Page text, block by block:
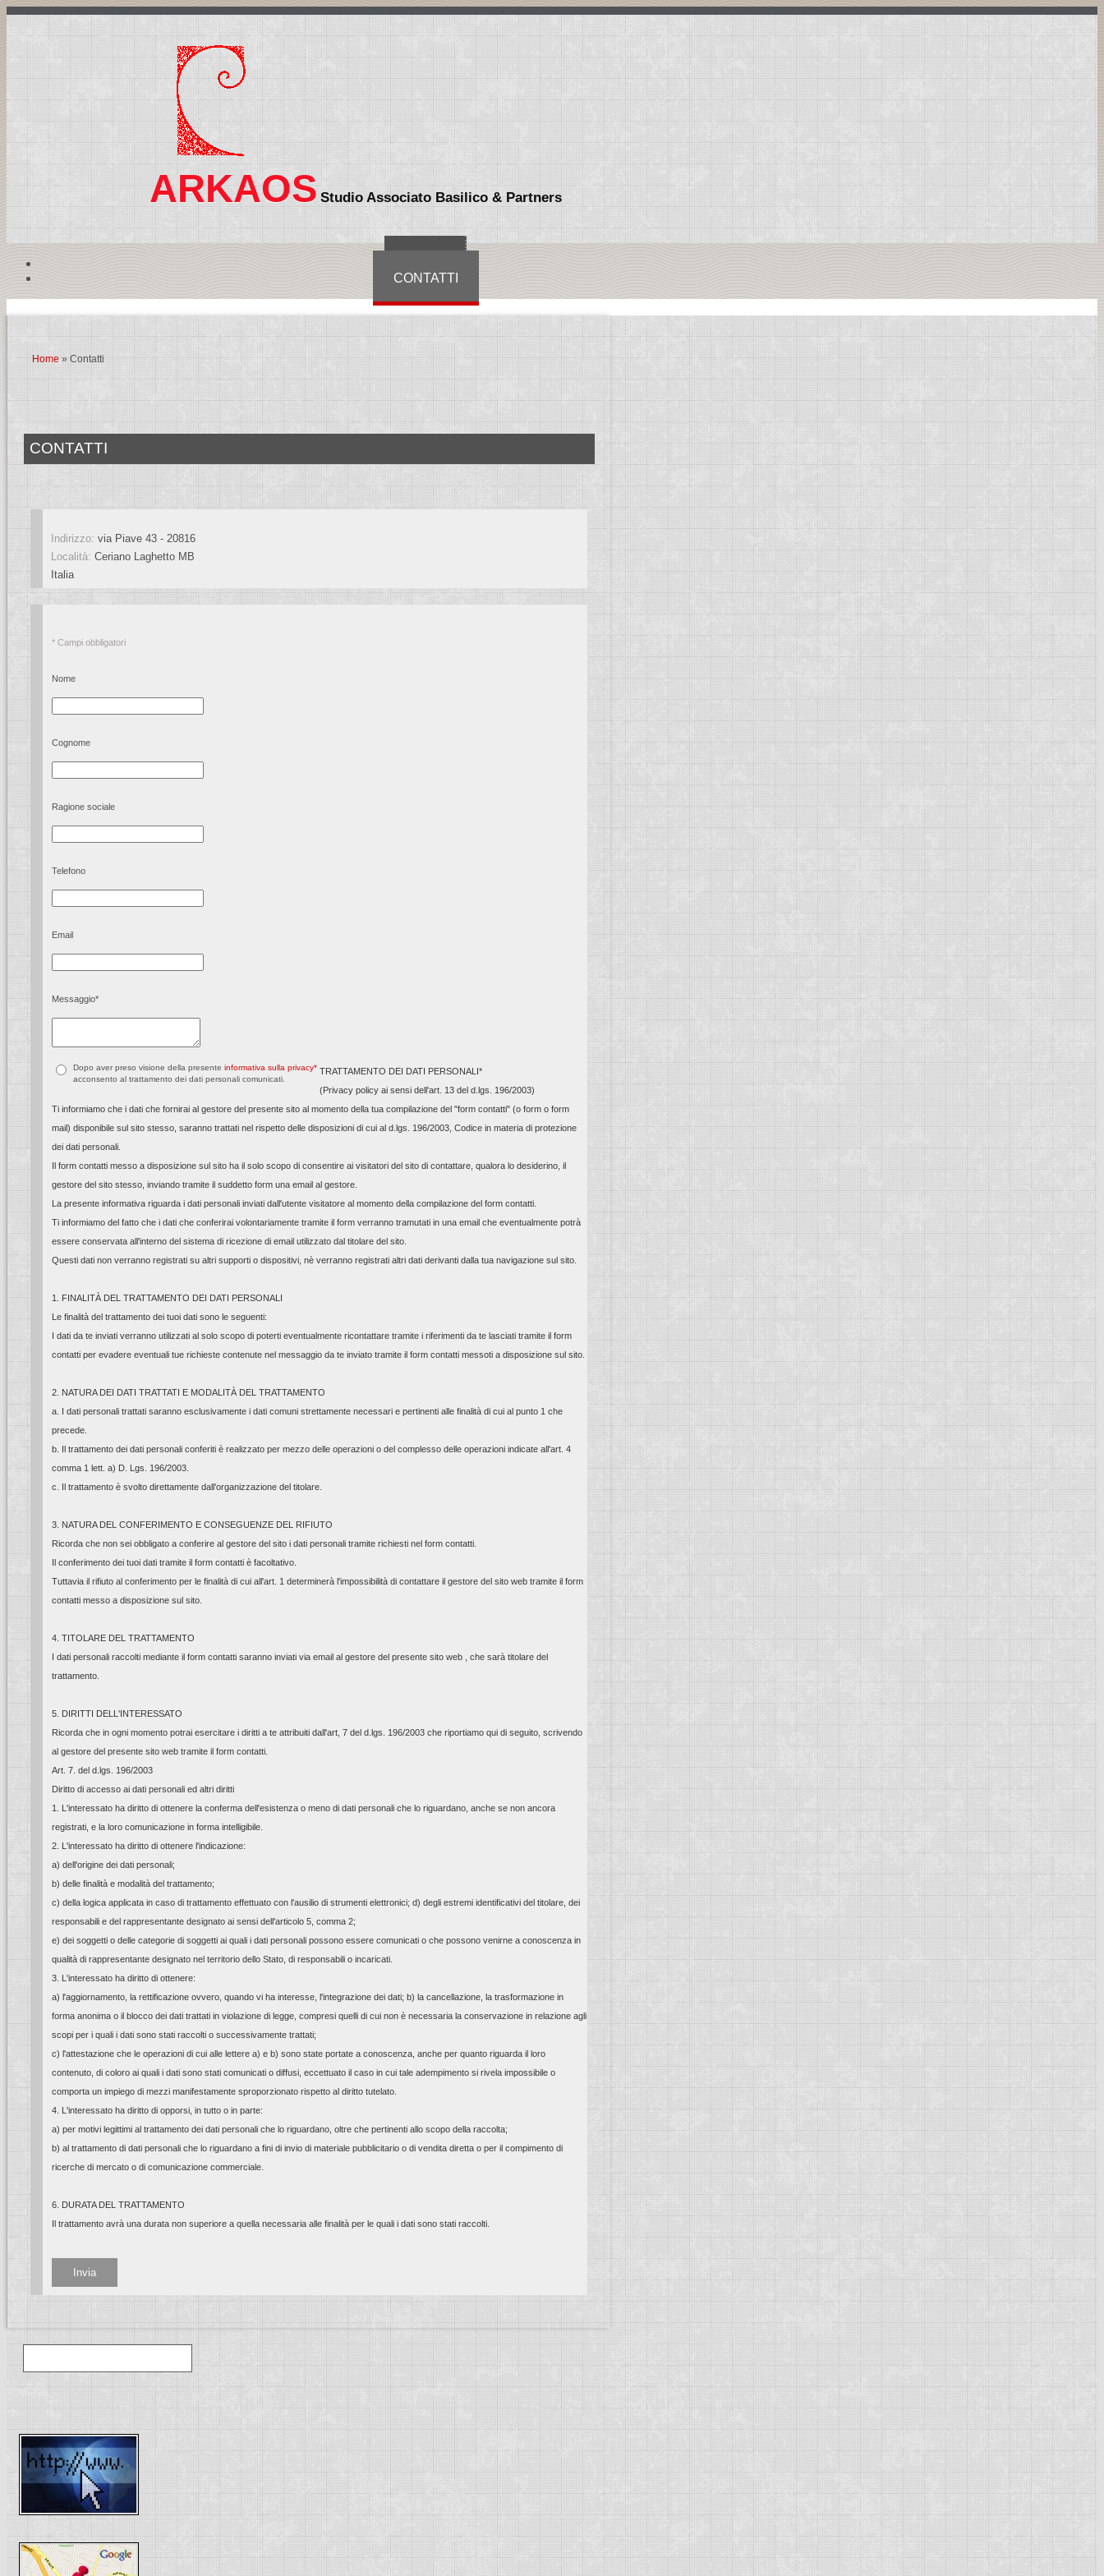
ARKAOS Studio Associato Basilico & Partners
CONTATTI
Home» Contatti
CONTATTI
Indirizzo: via Piave 43 - 20816
Località: Ceriano Laghetto MB
Italia
* Campi obbligatori
Nome
Cognome
Ragione sociale
Telefono
Email
Messaggio*
Dopo aver preso visione della presente informativa sulla privacy*
acconsento al trattamento dei dati personali comunicati.
TRATTAMENTO DEI DATI PERSONALI*
(Privacy policy ai sensi dell'art. 13 del d.lgs. 196/2003)
Ti informiamo che i dati che fornirai al gestore del presente sito al momento della tua compilazione del "form contatti" (o form o form
mail) disponibile sul sito stesso, saranno trattati nel rispetto delle disposizioni di cui al d.lgs. 196/2003, Codice in materia di protezione
dei dati personali.
Il form contatti messo a disposizione sul sito ha il solo scopo di consentire ai visitatori del sito di contattare, qualora lo desiderino, il
gestore del sito stesso, inviando tramite il suddetto form una email al gestore.
La presente informativa riguarda i dati personali inviati dall'utente visitatore al momento della compilazione del form contatti.
Ti informiamo del fatto che i dati che conferirai volontariamente tramite il form verranno tramutati in una email che eventualmente potrà
essere conservata all'interno del sistema di ricezione di email utilizzato dal titolare del sito.
Questi dati non verranno registrati su altri supporti o dispositivi, nè verranno registrati altri dati derivanti dalla tua navigazione sul sito.
1. FINALITÀ DEL TRATTAMENTO DEI DATI PERSONALI
Le finalità del trattamento dei tuoi dati sono le seguenti:
I dati da te inviati verranno utilizzati al solo scopo di poterti eventualmente ricontattare tramite i riferimenti da te lasciati tramite il form
contatti per evadere eventuali tue richieste contenute nel messaggio da te inviato tramite il form contatti messoti a disposizione sul sito.
2. NATURA DEI DATI TRATTATI E MODALITÀ DEL TRATTAMENTO
a. I dati personali trattati saranno esclusivamente i dati comuni strettamente necessari e pertinenti alle finalità di cui al punto 1 che
precede.
b. Il trattamento dei dati personali conferiti è realizzato per mezzo delle operazioni o del complesso delle operazioni indicate all'art. 4
comma 1 lett. a) D. Lgs. 196/2003.
c. Il trattamento è svolto direttamente dall'organizzazione del titolare.
3. NATURA DEL CONFERIMENTO E CONSEGUENZE DEL RIFIUTO
Ricorda che non sei obbligato a conferire al gestore del sito i dati personali tramite richiesti nel form contatti.
Il conferimento dei tuoi dati tramite il form contatti è facoltativo.
Tuttavia il rifiuto al conferimento per le finalità di cui all'art. 1 determinerà l'impossibilità di contattare il gestore del sito web tramite il form
contatti messo a disposizione sul sito.
4. TITOLARE DEL TRATTAMENTO
I dati personali raccolti mediante il form contatti saranno inviati via email al gestore del presente sito web , che sarà titolare del
trattamento.
5. DIRITTI DELL'INTERESSATO
Ricorda che in ogni momento potrai esercitare i diritti a te attribuiti dall'art, 7 del d.lgs. 196/2003 che riportiamo qui di seguito, scrivendo
al gestore del presente sito web tramite il form contatti.
Art. 7. del d.lgs. 196/2003
Diritto di accesso ai dati personali ed altri diritti
1. L'interessato ha diritto di ottenere la conferma dell'esistenza o meno di dati personali che lo riguardano, anche se non ancora
registrati, e la loro comunicazione in forma intelligibile.
2. L'interessato ha diritto di ottenere l'indicazione:
a) dell'origine dei dati personali;
b) delle finalità e modalità del trattamento;
c) della logica applicata in caso di trattamento effettuato con l'ausilio di strumenti elettronici; d) degli estremi identificativi del titolare, dei
responsabili e del rappresentante designato ai sensi dell'articolo 5, comma 2;
e) dei soggetti o delle categorie di soggetti ai quali i dati personali possono essere comunicati o che possono venirne a conoscenza in
qualità di rappresentante designato nel territorio dello Stato, di responsabili o incaricati.
3. L'interessato ha diritto di ottenere:
a) l'aggiornamento, la rettificazione ovvero, quando vi ha interesse, l'integrazione dei dati; b) la cancellazione, la trasformazione in
forma anonima o il blocco dei dati trattati in violazione di legge, compresi quelli di cui non è necessaria la conservazione in relazione agli
scopi per i quali i dati sono stati raccolti o successivamente trattati;
c) l'attestazione che le operazioni di cui alle lettere a) e b) sono state portate a conoscenza, anche per quanto riguarda il loro
contenuto, di coloro ai quali i dati sono stati comunicati o diffusi, eccettuato il caso in cui tale adempimento si rivela impossibile o
comporta un impiego di mezzi manifestamente sproporzionato rispetto al diritto tutelato.
4. L'interessato ha diritto di opporsi, in tutto o in parte:
a) per motivi legittimi al trattamento dei dati personali che lo riguardano, oltre che pertinenti allo scopo della raccolta;
b) al trattamento di dati personali che lo riguardano a fini di invio di materiale pubblicitario o di vendita diretta o per il compimento di
ricerche di mercato o di comunicazione commerciale.
6. DURATA DEL TRATTAMENTO
Il trattamento avrà una durata non superiore a quella necessaria alle finalità per le quali i dati sono stati raccolti.